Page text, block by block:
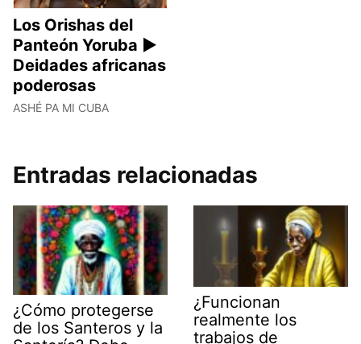
Los Orishas del
Panteón Yoruba ►
Deidades africanas
poderosas
ASHÉ PA MI CUBA
Entradas relacionadas
¿Cómo protegerse
de los Santeros y la
¿Funcionan
realmente los
trabajos de